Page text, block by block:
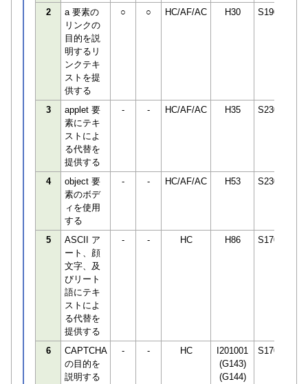
2
a 要素の
リンクの
目的を説
明するリ
ンクテキ
ストを提
供する
○ ○ HC/AF/AC H30 S190498
3
applet 要
素にテキ
ストによ
る代替を
提供する
- - HC/AF/AC H35 S230850
4
object 要
素のボデ
ィを使用
する
- - HC/AF/AC H53 S230850
5
ASCII ア
ート、顔
文字、及
びリート
語にテキ
ストによ
る代替を
提供する
- - HC H86 S170306
6
CAPTCHA
の目的を
説明する
- - HC
I201001
(G143)
(G144)
S170294